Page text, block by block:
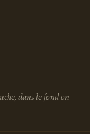
dans le fond on